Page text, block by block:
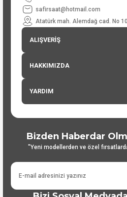
safirsaat@hotmail.com
Atatürk mah. Alemdağ cad. No
ALIŞVERİŞ
HAKKIMIZDA
YARDIM
Bizden Haberdar
"Yeni modellerden ve özel